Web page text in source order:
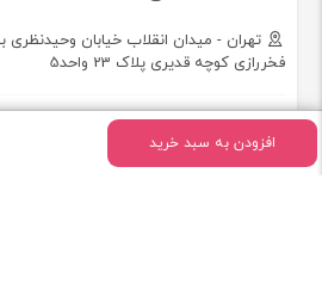
افزودن به سبد خرید
تهران - میدان انقلاب خیابان وحیدنظری
فخررازی کوچه قدیری پلاک 23 واحد5
تلفن:02166493154